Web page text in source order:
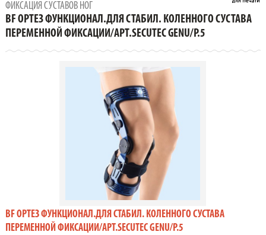
ПЕРЕМЕННОЙ ФИКСАЦИИ/АРТ.SECUTEC GENU/Р.5
ФИКСАЦИЯ СУСТАВОВ НОГ
BF ОРТЕЗ ФУНКЦИОНАЛ.ДЛЯ СТАБИЛ. КОЛЕННОГО СУСТАВА
ПЕРЕМЕННОЙ ФИКСАЦИИ/АРТ.SECUTEC GENU/Р.5
BF ОРТЕЗ ФУНКЦИОНАЛ.ДЛЯ СТАБИЛ. КОЛЕННОГО СУСТАВА
ПЕРЕМЕННОЙ ФИКСАЦИИ/АРТ.SECUTEC GENU/Р.5